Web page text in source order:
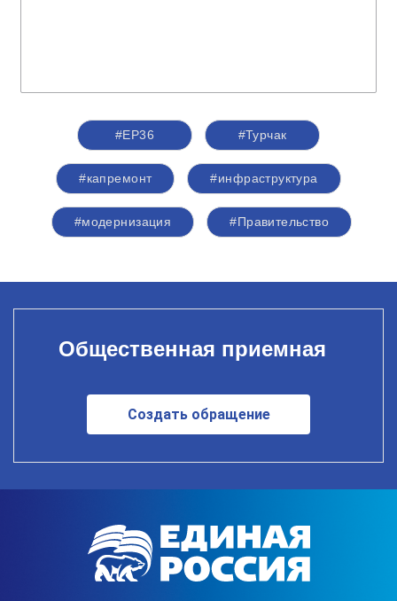
#ЕР36 #Турчак
#капремонт #инфраструктура
#модернизация #Правительство
Общественная приемная
Создать обращение